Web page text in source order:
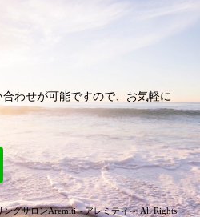
わせが可能ですので、お気軽に
グサロンAremiti～アレミティ～ All Rights